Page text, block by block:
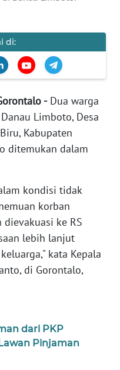
di:
-Dua warga
Limboto, Desa
Kabupaten
ditemukan dalam
kondisi tidak
korban
ke RS
lebih lanjut
kata Kepala
di Gorontalo,
dari PKP
Pinjaman